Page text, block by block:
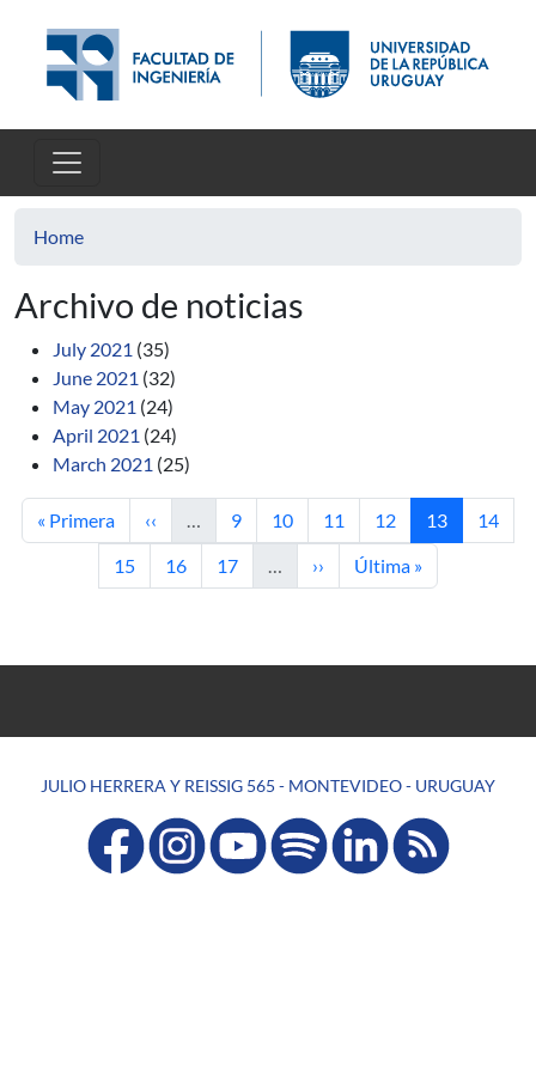
Home
Archivo de noticias
July 2021 (35)
June 2021 (32)
May 2021 (24)
April 2021 (24)
March 2021 (25)
First page
« Primera Previous page
‹‹ … Page
9 Page
10 Page
11 Page
12 Current page
13 Page
14
Page
15 Page
16 Page
17 … Next page
›› Last page
Última »
JULIO HERRERA Y REISSIG 565 - MONTEVIDEO - URUGUAY